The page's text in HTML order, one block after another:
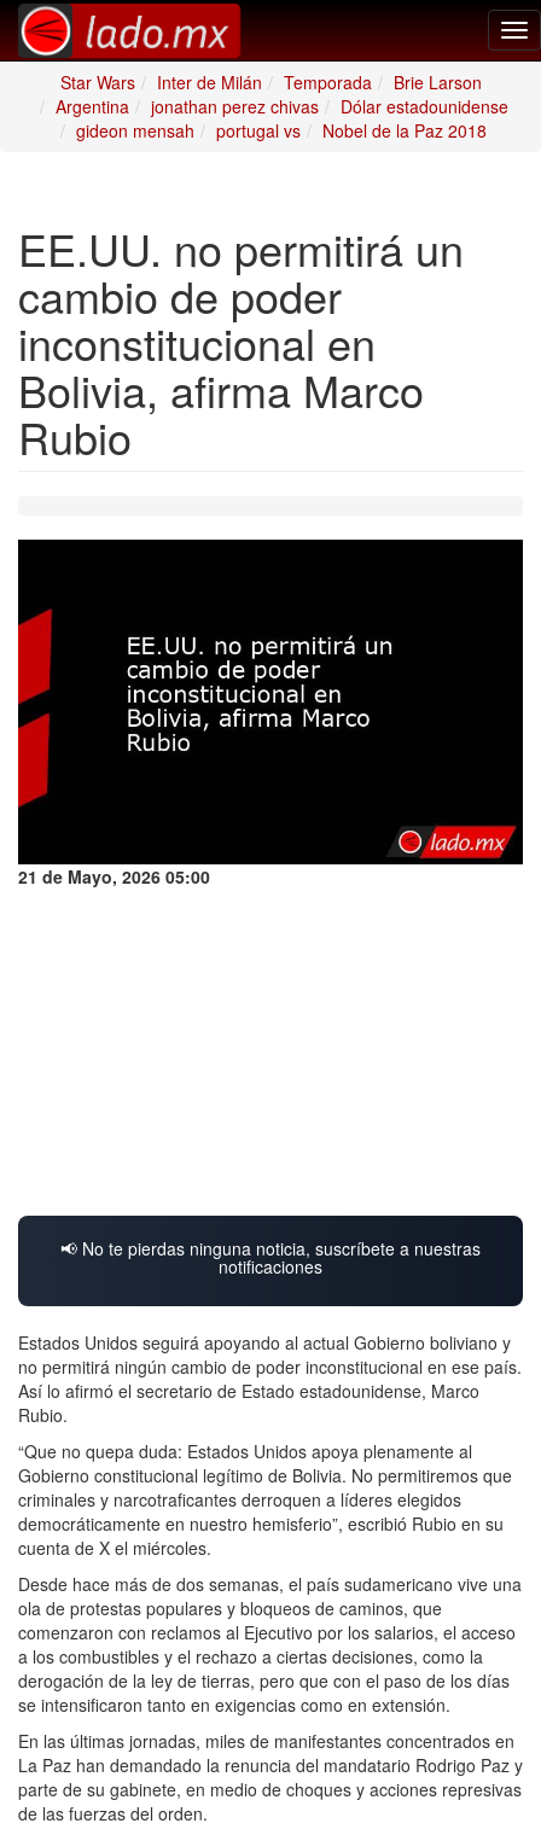
Star Wars
Inter de Milán Temporada
Brie Larson
Argentina
jonathan perez chivas
Dólar estadounidense
gideon mensah
portugal vs Nobel de la Paz 2018
EE.UU. no permitirá un
cambio de poder
inconstitucional en
Bolivia, afirma Marco
Rubio
21 de Mayo, 2026 05:00
📢 No te pierdas ninguna noticia, suscríbete a nuestras
notificaciones
Estados Unidos seguirá apoyando al actual Gobierno boliviano y
no permitirá ningún cambio de poder inconstitucional en ese país.
Así lo afirmó el secretario de Estado estadounidense, Marco
Rubio.
“Que no quepa duda: Estados Unidos apoya plenamente al
Gobierno constitucional legítimo de Bolivia. No permitiremos que
criminales y narcotraficantes derroquen a líderes elegidos
democráticamente en nuestro hemisferio”, escribió Rubio en su
cuenta de X el miércoles.
Desde hace más de dos semanas, el país sudamericano vive una
ola de protestas populares y bloqueos de caminos, que
comenzaron con reclamos al Ejecutivo por los salarios, el acceso
a los combustibles y el rechazo a ciertas decisiones, como la
derogación de la ley de tierras, pero que con el paso de los días
se intensificaron tanto en exigencias como en extensión.
En las últimas jornadas, miles de manifestantes concentrados en
La Paz han demandado la renuncia del mandatario Rodrigo Paz y
parte de su gabinete, en medio de choques y acciones represivas
de las fuerzas del orden.